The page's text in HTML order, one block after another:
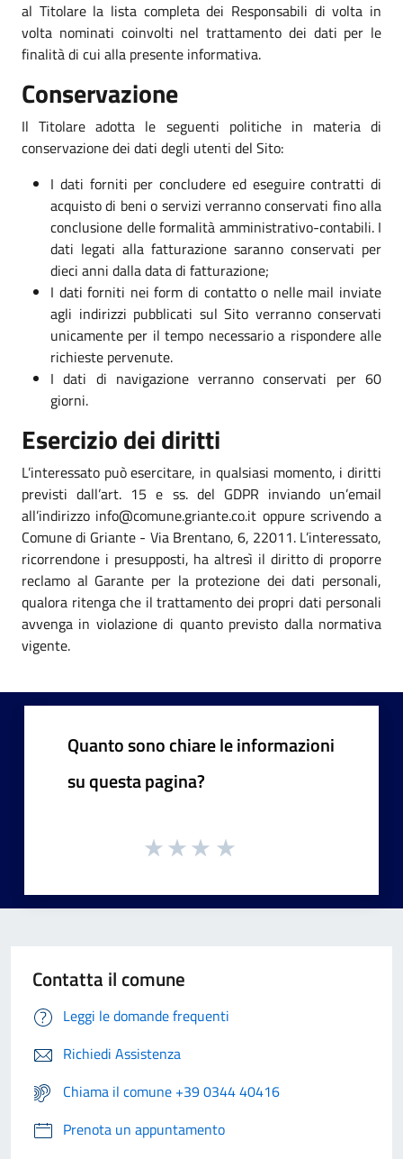
al Titolare la lista completa dei Responsabili di volta in
volta nominati coinvolti nel trattamento dei dati per le
finalità di cui alla presente informativa.
Conservazione
Il Titolare adotta le seguenti politiche in materia di
conservazione dei dati degli utenti del Sito:
I dati forniti per concludere ed eseguire contratti di
acquisto di beni o servizi verranno conservati fino alla
conclusione delle formalità amministrativo-contabili. I
dati legati alla fatturazione saranno conservati per
dieci anni dalla data di fatturazione;
I dati forniti nei form di contatto o nelle mail inviate
agli indirizzi pubblicati sul Sito verranno conservati
unicamente per il tempo necessario a rispondere alle
richieste pervenute.
I dati di navigazione verranno conservati per 60
giorni.
Esercizio dei diritti
L’interessato può esercitare, in qualsiasi momento, i diritti
previsti dall’art. 15 e ss. del GDPR inviando un’email
all’indirizzo info@comune.griante.co.it oppure scrivendo a
Comune di Griante - Via Brentano, 6, 22011. L’interessato,
ricorrendone i presupposti, ha altresì il diritto di proporre
reclamo al Garante per la protezione dei dati personali,
qualora ritenga che il trattamento dei propri dati personali
avvenga in violazione di quanto previsto dalla normativa
vigente.
Quanto sono chiare le informazioni
su questa pagina?
Contatta il comune
Leggi le domande frequenti
Richiedi Assistenza
Chiama il comune +39 0344 40416
Prenota un appuntamento